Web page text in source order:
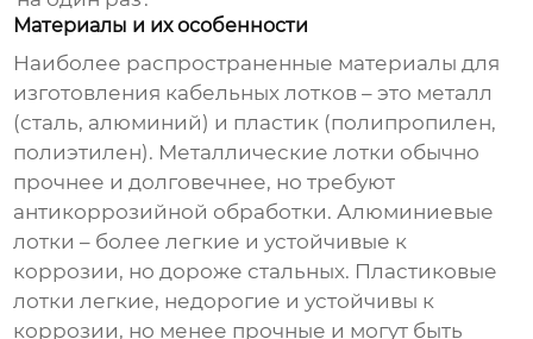
Материалы и их особенности
Наиболее распространенные материалы для
изготовления кабельных лотков – это металл
(сталь, алюминий) и пластик (полипропилен,
полиэтилен). Металлические лотки обычно
прочнее и долговечнее, но требуют
антикоррозийной обработки. Алюминиевые
лотки – более легкие и устойчивые к
коррозии, но дороже стальных. Пластиковые
лотки легкие, недорогие и устойчивы к
коррозии, но менее прочные и могут быть